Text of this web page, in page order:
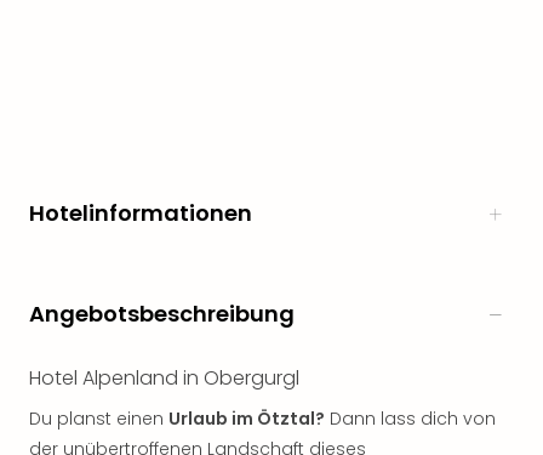
Hotelinformationen
Angebotsbeschreibung
Hotel Alpenland in Obergurgl
Du planst einen Urlaub im Ötztal? Dann lass dich von
der unübertroffenen Landschaft dieses